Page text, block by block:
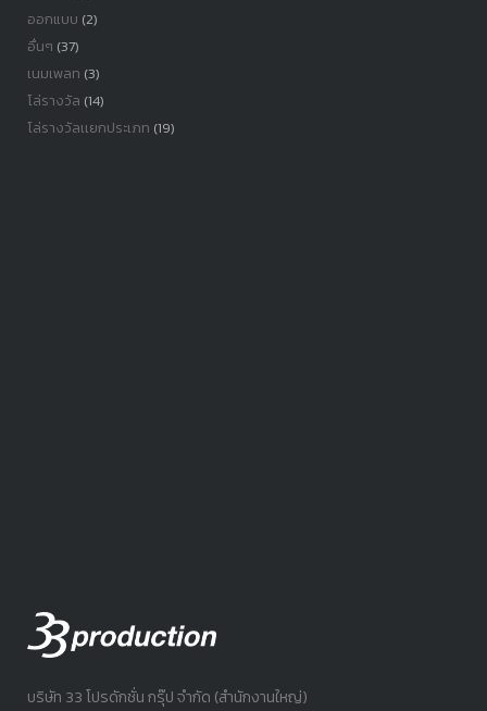
ออกแบบ (2)
อื่นๆ (37)
เนมเพลท (3)
โล่รางวัล (14)
โล่รางวัลเเยกประเภท (19)
บริษัท 33 โปรดักชั่น กรุ๊ป จำกัด (สำนักงานใหญ่)